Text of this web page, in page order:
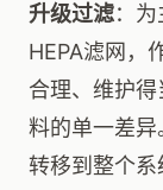
升级过滤：
HEPA滤网，
合理、维护
料的单一差异
转移到整个